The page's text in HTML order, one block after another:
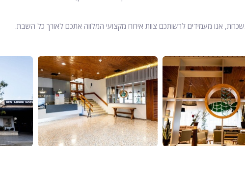
אנו מעמידים לרשותכם צוות אירוח מקצועי המלווה אתכם לאורך כל השבת.